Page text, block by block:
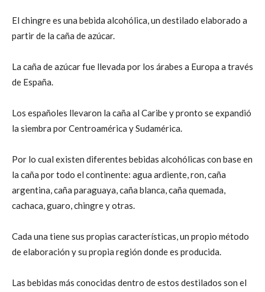
El chingre es una bebida alcohólica, un destilado elaborado a
partir de la caña de azúcar.
La caña de azúcar fue llevada por los árabes a Europa a través
de España.
Los españoles llevaron la caña al Caribe y pronto se expandió
la siembra por Centroamérica y Sudamérica.
Por lo cual existen diferentes bebidas alcohólicas con base en
la caña por todo el continente: agua ardiente, ron, caña
argentina, caña paraguaya, caña blanca, caña quemada,
cachaca, guaro, chingre y otras.
Cada una tiene sus propias características, un propio método
de elaboración y su propia región donde es producida.
Las bebidas más conocidas dentro de estos destilados son el